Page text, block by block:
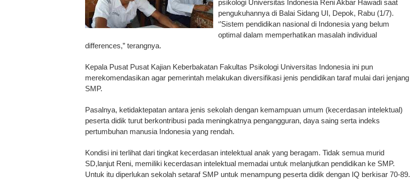
psikologi Universitas Indonesia Reni Akbar Hawadi saat
pengukuhannya di Balai Sidang UI, Depok, Rabu (1/7).
‘’Sistem pendidikan nasional di Indonesia yang belum
optimal dalam memperhatikan masalah individual
differences,” terangnya.
Kepala Pusat Pusat Kajian Keberbakatan Fakultas Psikologi Universitas Indonesia ini pun
merekomendasikan agar pemerintah melakukan diversifikasi jenis pendidikan taraf mulai dari jenjang
SMP.
Pasalnya, ketidaktepatan antara jenis sekolah dengan kemampuan umum (kecerdasan intelektual)
peserta didik turut berkontribusi pada meningkatnya pengangguran, daya saing serta indeks
pertumbuhan manusia Indonesia yang rendah.
Kondisi ini terlihat dari tingkat kecerdasan intelektual anak yang beragam. Tidak semua murid
SD,lanjut Reni, memiliki kecerdasan intelektual memadai untuk melanjutkan pendidikan ke SMP.
Untuk itu diperlukan sekolah setaraf SMP untuk menampung peserta didik dengan IQ berkisar 70-89.